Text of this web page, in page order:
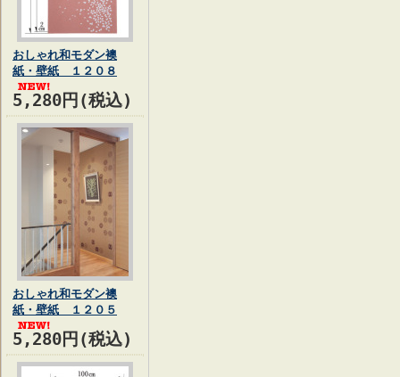
おしゃれ和モダン襖
紙・壁紙 １２０８
5,280円(税込)
おしゃれ和モダン襖
紙・壁紙 １２０５
5,280円(税込)